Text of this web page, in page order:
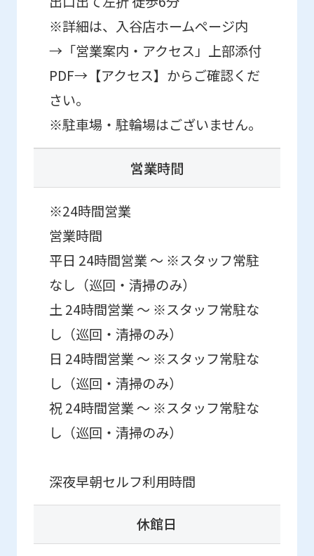
※詳細は、入谷店ホームページ内
→「営業案内・アクセス」上部添付
PDF→【アクセス】からご確認くだ
さい。
※駐車場・駐輪場はございません。
営業時間
※24時間営業
営業時間
平日 24時間営業 ～ ※スタッフ常駐
なし（巡回・清掃のみ）
土 24時間営業 ～ ※スタッフ常駐な
し（巡回・清掃のみ）
日 24時間営業 ～ ※スタッフ常駐な
し（巡回・清掃のみ）
祝 24時間営業 ～ ※スタッフ常駐な
し（巡回・清掃のみ）
深夜早朝セルフ利用時間
休館日
you
use
an
service,
the
Japanese
website
will
be
translated
mechanically,
so
it
may
be
accurate
translation.